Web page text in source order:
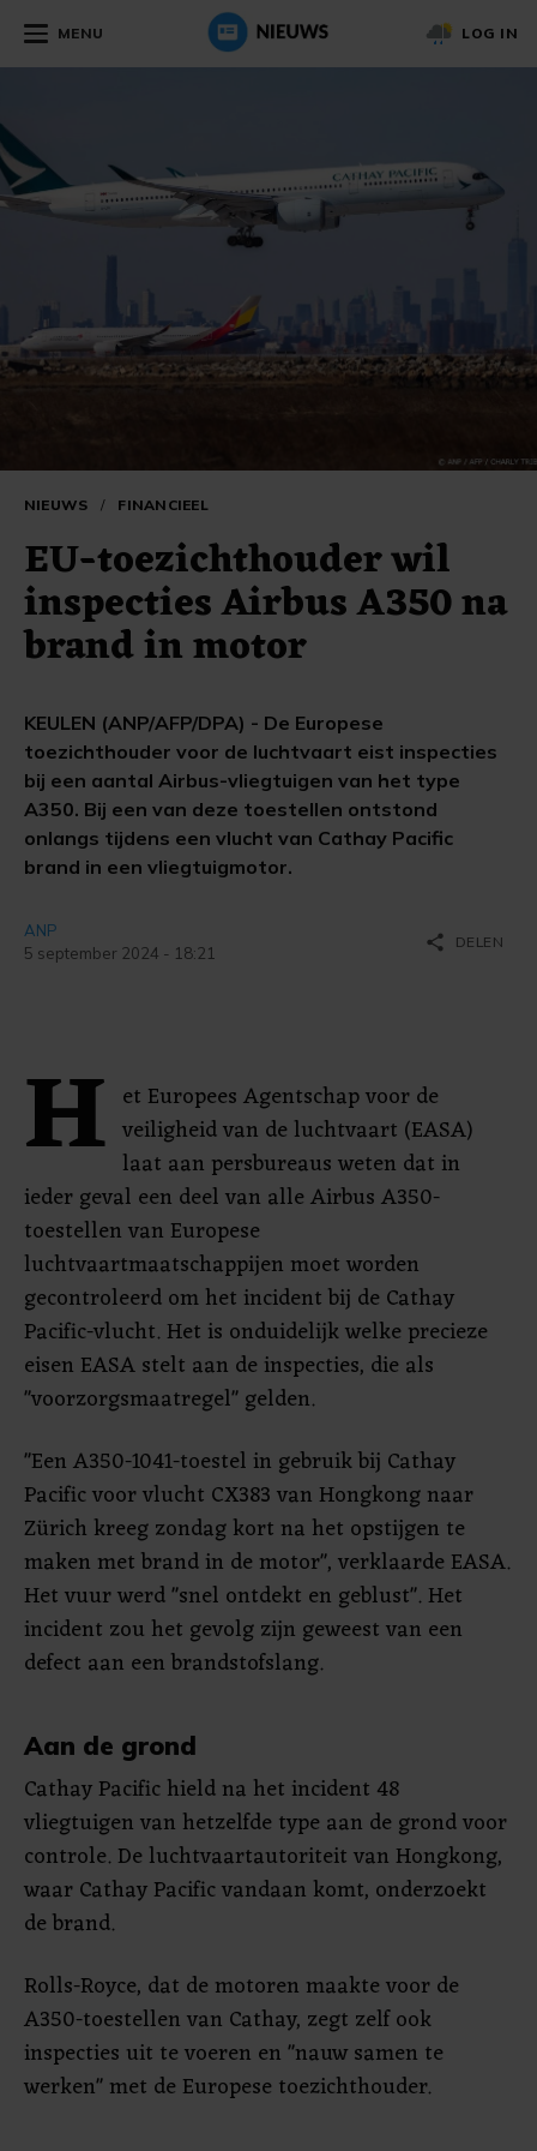
MENU LOG IN
NIEUWS / FINANCIEEL
EU-toezichthouder wil
inspecties Airbus A350 na
brand in motor
KEULEN (ANP/AFP/DPA) - De Europese
toezichthouder voor de luchtvaart eist inspecties
bij een aantal Airbus-vliegtuigen van het type
A350. Bij een van deze toestellen ontstond
onlangs tijdens een vlucht van Cathay Pacific
brand in een vliegtuigmotor.
ANP
5 september 2024 - 18:21
share DELEN
H et Europees Agentschap voor de
veiligheid van de luchtvaart (EASA)
laat aan persbureaus weten dat in
ieder geval een deel van alle Airbus A350-
toestellen van Europese
luchtvaartmaatschappijen moet worden
gecontroleerd om het incident bij de Cathay
Pacific-vlucht. Het is onduidelijk welke precieze
eisen EASA stelt aan de inspecties, die als
"voorzorgsmaatregel" gelden.
"Een A350-1041-toestel in gebruik bij Cathay
Pacific voor vlucht CX383 van Hongkong naar
Zürich kreeg zondag kort na het opstijgen te
maken met brand in de motor", verklaarde EASA.
Het vuur werd "snel ontdekt en geblust". Het
incident zou het gevolg zijn geweest van een
defect aan een brandstofslang.
Aan de grond
Cathay Pacific hield na het incident 48
vliegtuigen van hetzelfde type aan de grond voor
controle. De luchtvaartautoriteit van Hongkong,
waar Cathay Pacific vandaan komt, onderzoekt
de brand.
Rolls-Royce, dat de motoren maakte voor de
A350-toestellen van Cathay, zegt zelf ook
inspecties uit te voeren en "nauw samen te
werken" met de Europese toezichthouder.